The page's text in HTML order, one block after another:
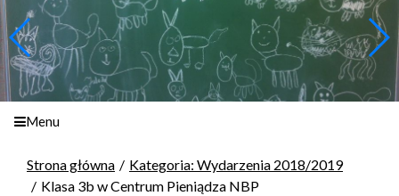
Menu
Strona główna
Kategoria: Wydarzenia 2018/2019
Klasa 3b w Centrum Pieniądza NBP